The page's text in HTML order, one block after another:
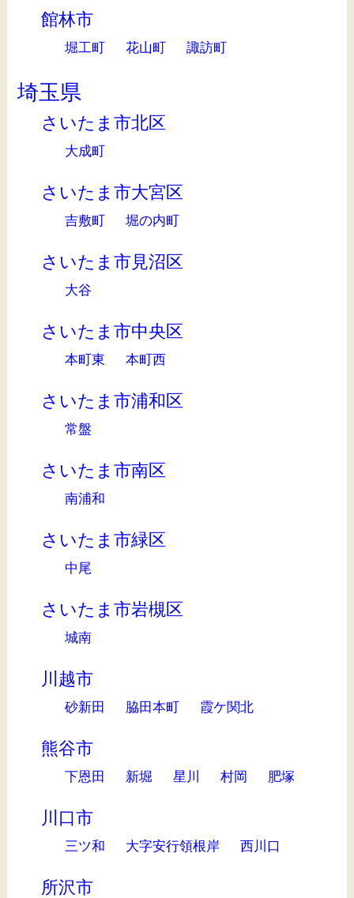
館林市
堀工町 花山町 諏訪町
埼玉県
さいたま市北区
大成町
さいたま市大宮区
吉敷町 堀の内町
さいたま市見沼区
大谷
さいたま市中央区
本町東 本町西
さいたま市浦和区
常盤
さいたま市南区
南浦和
さいたま市緑区
中尾
さいたま市岩槻区
城南
川越市
砂新田 脇田本町 霞ケ関北
熊谷市
下恩田 新堀 星川 村岡 肥塚
川口市
三ツ和 大字安行領根岸 西川口
所沢市